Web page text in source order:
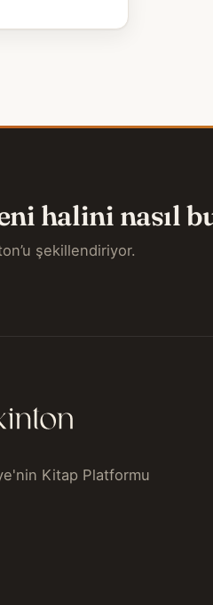
halini nasıl
şekillendiriyor.
Kitap Platformu